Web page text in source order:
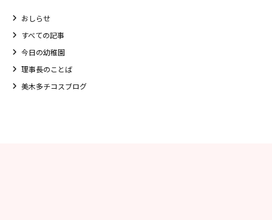
おしらせ
すべての記事
今日の幼稚園
理事長のことば
美木多チコスブログ